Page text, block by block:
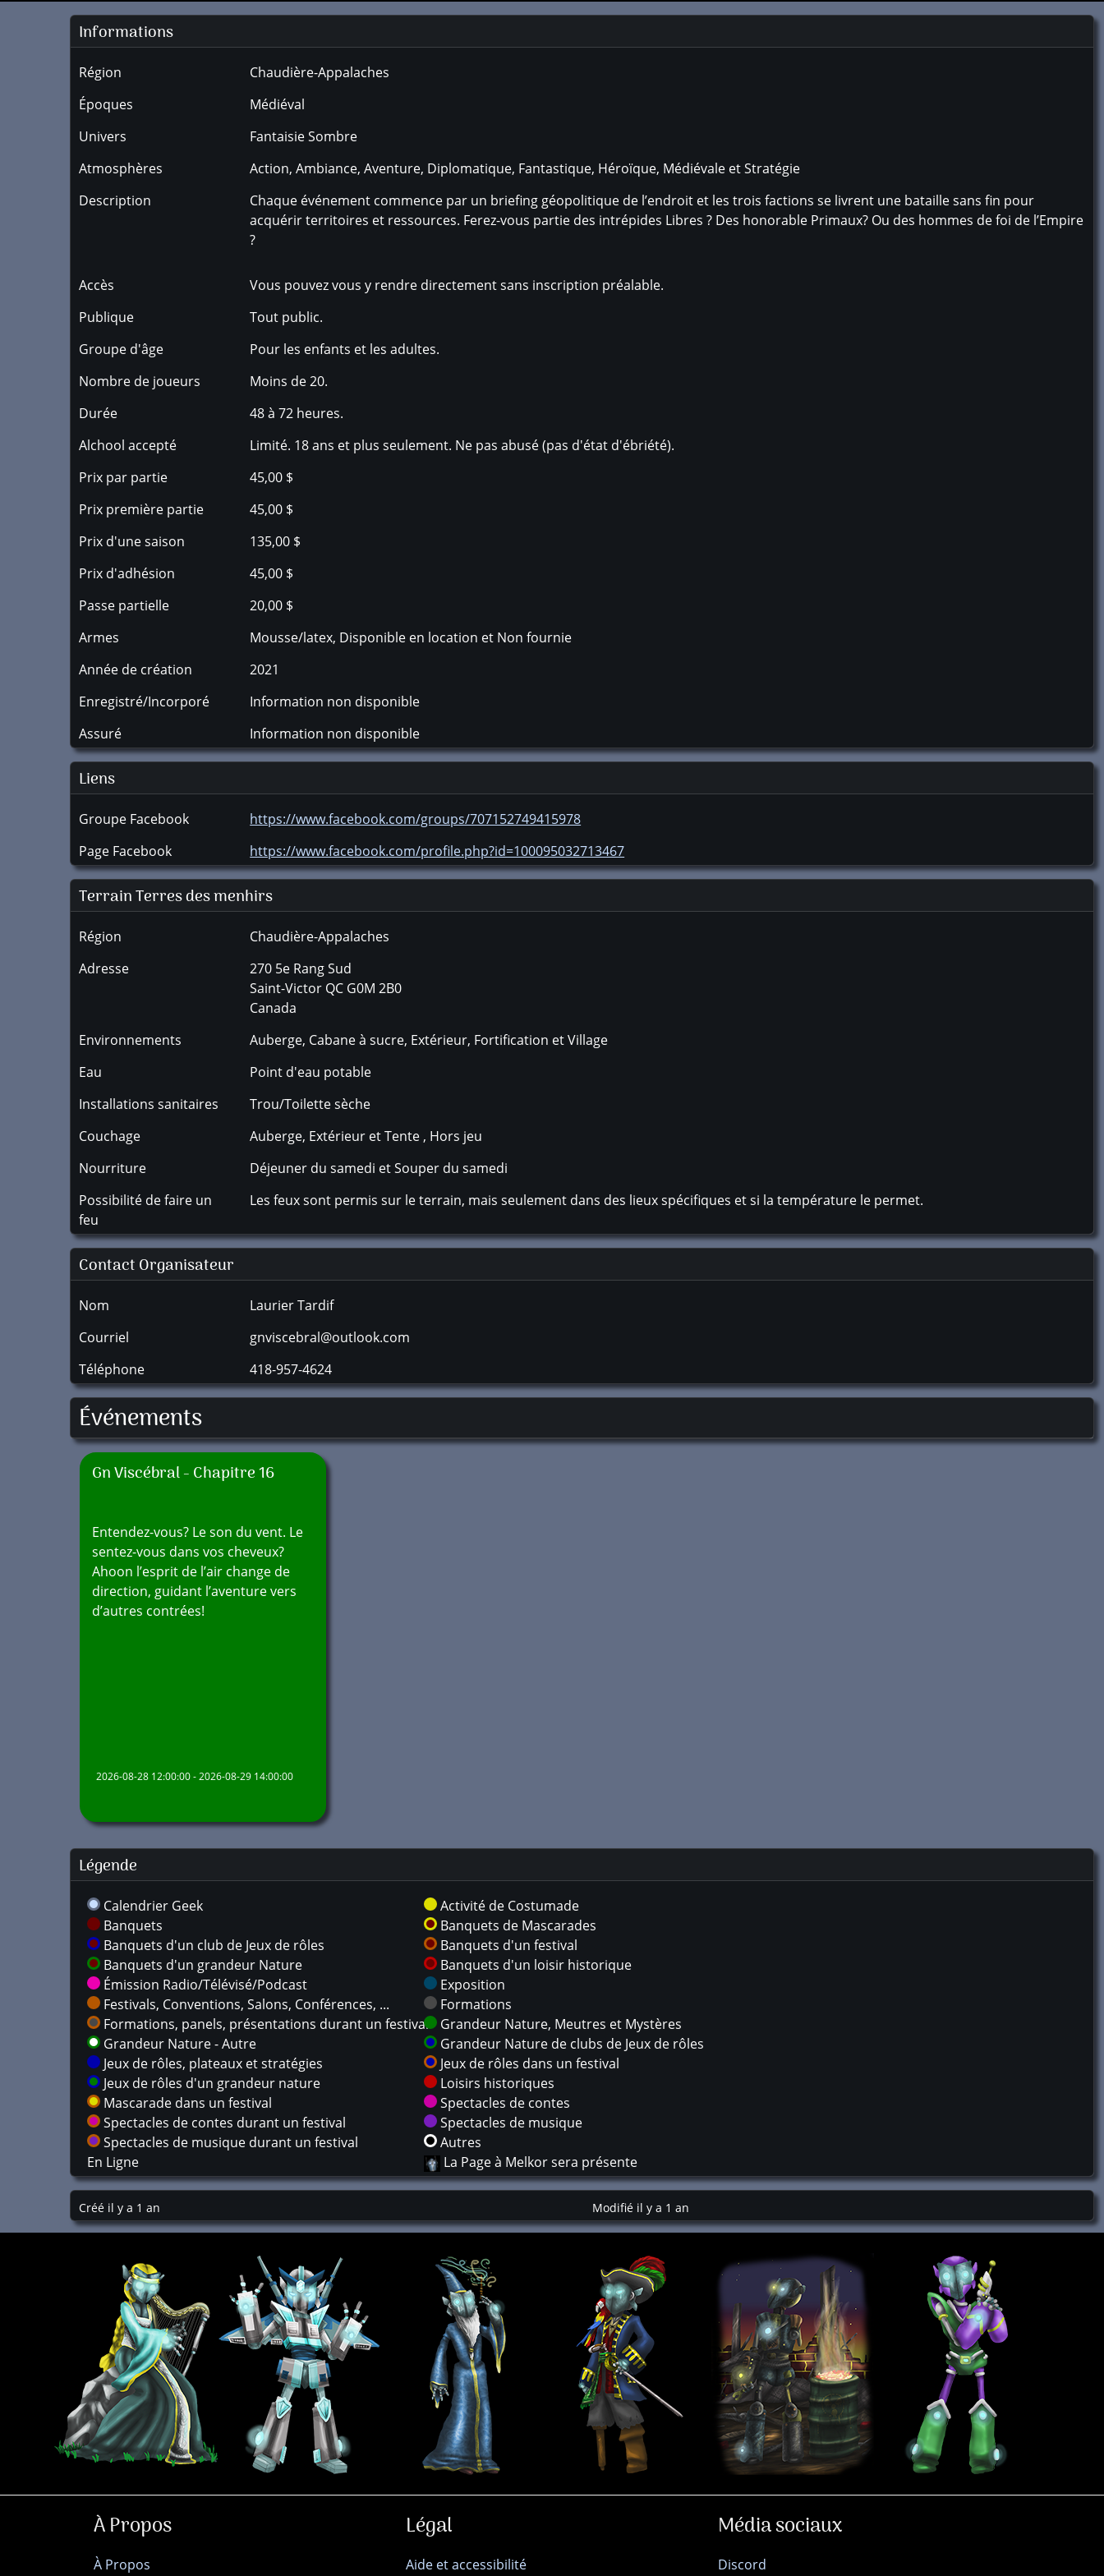
Informations
Région
Chaudière-Appalaches
Époques
Médiéval
Univers
Fantaisie Sombre
Atmosphères
Action, Ambiance, Aventure, Diplomatique, Fantastique, Héroïque, Médiévale et Stratégie
Description
Chaque événement commence par un briefing géopolitique de l’endroit et les trois factions se livrent une bataille sans fin pour
acquérir territoires et ressources. Ferez-vous partie des intrépides Libres ? Des honorable Primaux? Ou des hommes de foi de l’Empire
?
Accès
Vous pouvez vous y rendre directement sans inscription préalable.
Publique
Tout public.
Groupe d'âge
Pour les enfants et les adultes.
Nombre de joueurs
Moins de 20.
Durée
48 à 72 heures.
Alchool accepté
Limité. 18 ans et plus seulement. Ne pas abusé (pas d'état d'ébriété).
Prix par partie
45,00 $
Prix première partie
45,00 $
Prix d'une saison
135,00 $
Prix d'adhésion
45,00 $
Passe partielle
20,00 $
Armes
Mousse/latex, Disponible en location et Non fournie
Année de création
2021
Enregistré/Incorporé
Information non disponible
Assuré
Information non disponible
Liens
Groupe Facebook
https://www.facebook.com/groups/707152749415978
Page Facebook
https://www.facebook.com/profile.php?id=100095032713467
Terrain Terres des menhirs
Région
Chaudière-Appalaches
Adresse
270 5e Rang Sud
Saint-Victor QC G0M 2B0
Canada
Environnements
Auberge, Cabane à sucre, Extérieur, Fortification et Village
Eau
Point d'eau potable
Installations sanitaires
Trou/Toilette sèche
Couchage
Auberge, Extérieur et Tente , Hors jeu
Nourriture
Déjeuner du samedi et Souper du samedi
Possibilité de faire un
feu
Les feux sont permis sur le terrain, mais seulement dans des lieux spécifiques et si la température le permet.
Contact Organisateur
Nom
Laurier Tardif
Courriel
gnviscebral@outlook.com
Téléphone
418-957-4624
Événements
Gn Viscébral - Chapitre 16
Entendez-vous? Le son du vent. Le
sentez-vous dans vos cheveux?
Ahoon l’esprit de l’air change de
direction, guidant l’aventure vers
d’autres contrées!
2026-08-28 12:00:00 - 2026-08-29 14:00:00
Légende
Calendrier Geek
Activité de Costumade
Banquets
Banquets de Mascarades
Banquets d'un club de Jeux de rôles
Banquets d'un festival
Banquets d'un grandeur Nature
Banquets d'un loisir historique
Émission Radio/Télévisé/Podcast
Exposition
Festivals, Conventions, Salons, Conférences, ...
Formations
Formations, panels, présentations durant un festival
Grandeur Nature, Meutres et Mystères
Grandeur Nature - Autre
Grandeur Nature de clubs de Jeux de rôles
Jeux de rôles, plateaux et stratégies
Jeux de rôles dans un festival
Jeux de rôles d'un grandeur nature
Loisirs historiques
Mascarade dans un festival
Spectacles de contes
Spectacles de contes durant un festival
Spectacles de musique
Spectacles de musique durant un festival
Autres
En Ligne
La Page à Melkor sera présente
Créé il y a 1 an Modifié il y a 1 an
À Propos
À Propos
Légal
Aide et accessibilité
Média sociaux
Discord